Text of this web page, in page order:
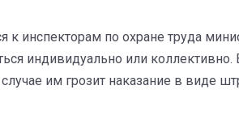
инспекторам по охране труда
индивидуально или
им грозит наказание в виде